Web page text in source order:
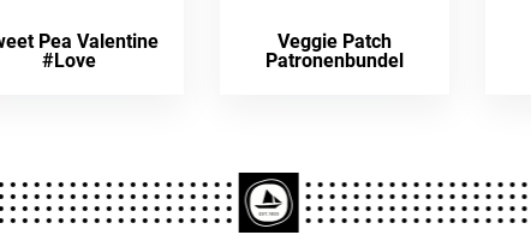
Pea Valentine
#Love
Veggie Patch
Patronenbundel